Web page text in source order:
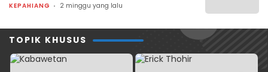
KEPAHIANG 2 minggu yang lalu
TOPIK KHUSUS